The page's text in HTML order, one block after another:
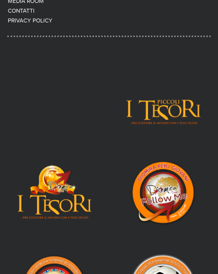
MEDIA ROOM
CONTATTI
PRIVACY POLICY